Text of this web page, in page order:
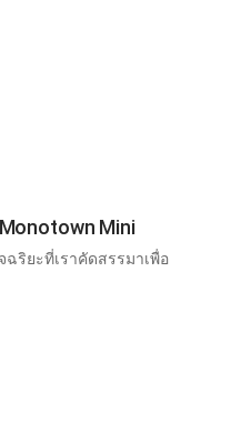
Mini
ริยะที่เราคัดสรรมาเพื่อ